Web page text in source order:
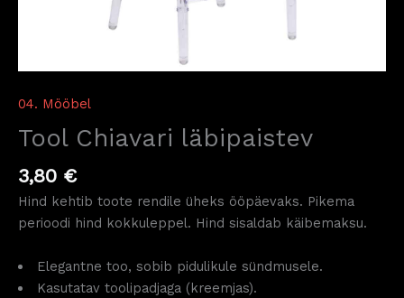
04. Mööbel
Tool Chiavari läbipaistev
3,80 €
Hind kehtib toote rendile üheks ööpäevaks. Pikema
perioodi hind kokkuleppel. Hind sisaldab käibemaksu.
Elegantne too, sobib pidulikule sündmusele.
Kasutatav toolipadjaga (kreemjas).